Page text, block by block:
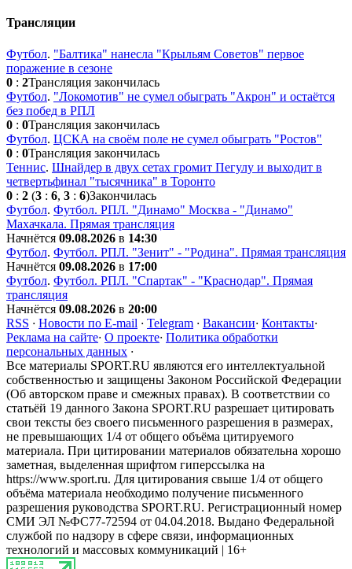
Трансляции
Футбол. "Балтика" нанесла "Крыльям Советов" первое
поражение в сезоне
0 : 2Трансляция закончилась
Футбол. "Локомотив" не сумел обыграть "Акрон" и остаётся
без побед в РПЛ
0 : 0Трансляция закончилась
Футбол. ЦСКА на своём поле не сумел обыграть "Ростов"
0 : 0Трансляция закончилась
Теннис. Шнайдер в двух сетах громит Пегулу и выходит в
четвертьфинал "тысячника" в Торонто
0 : 2 (3 : 6, 3 : 6)Закончилась
Футбол. Футбол. РПЛ. "Динамо" Москва - "Динамо"
Махачкала. Прямая трансляция
Начнётся 09.08.2026 в 14:30
Футбол. Футбол. РПЛ. "Зенит" - "Родина". Прямая трансляция
Начнётся 09.08.2026 в 17:00
Футбол. Футбол. РПЛ. "Спартак" - "Краснодар". Прямая
трансляция
Начнётся 09.08.2026 в 20:00
RSS · Новости по E-mail · Telegram · Вакансии· Контакты·
Реклама на сайте· О проекте· Политика обработки
персональных данных ·
Все материалы SPORT.RU являются его интеллектуальной
собственностью и защищены Законом Российской Федерации
(Об авторском праве и смежных правах). В соответствии со
статьёй 19 данного Закона SPORT.RU разрешает цитировать
свои тексты без своего письменного разрешения в размерах,
не превышающих 1/4 от общего объёма цитируемого
материала. При цитировании материалов обязательна хорошо
заметная, выделенная шрифтом гиперссылка на
https://www.sport.ru. Для цитирования свыше 1/4 от общего
объёма материала необходимо получение письменного
разрешения руководства SPORT.RU. Регистрационный номер
СМИ ЭЛ №ФС77-72594 от 04.04.2018. Выдано Федеральной
службой по надзору в сфере связи, информационных
технологий и массовых коммуникаций | 16+